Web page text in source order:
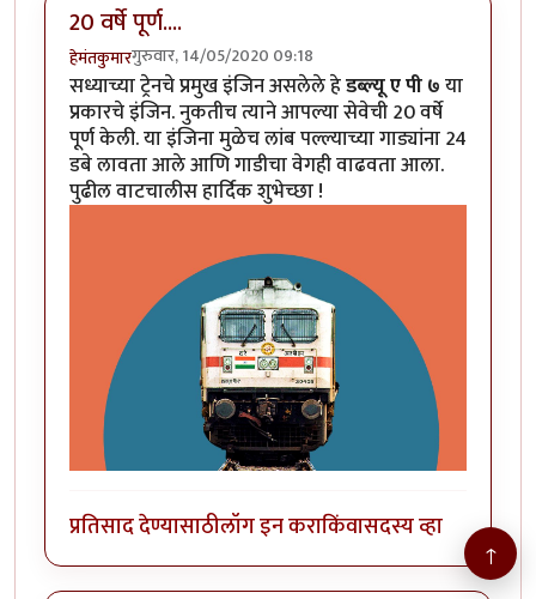
20 वर्षे पूर्ण....
हेमंतकुमारगुरुवार, 14/05/2020 09:18
सध्याच्या ट्रेनचे प्रमुख इंजिन असलेले हेडब्ल्यू ए पी ७या
प्रकारचे इंजिन. नुकतीच त्याने आपल्या सेवेची 20 वर्षे
पूर्ण केली. या इंजिना मुळेच लांब पल्ल्याच्या गाड्यांना 24
डबे लावता आले आणि गाडीचा वेगही वाढवता आला.
पुढील वाटचालीस हार्दिक शुभेच्छा !
प्रतिसाद देण्यासाठीलॉग इन कराकिंवासदस्य व्हा
↑